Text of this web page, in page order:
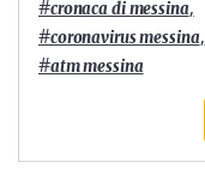
#cronaca di messina,
#coronavirus messina,
#atm messina